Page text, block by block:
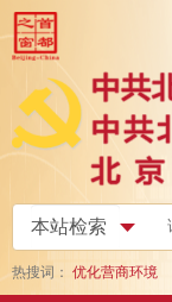
热搜词： 优化营商环境